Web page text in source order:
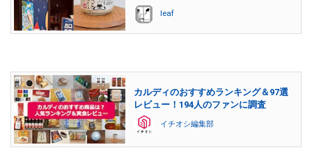
leaf
カルディのおすすめランキング＆97選
レビュー！194人のファンに調査
イチオシ編集部